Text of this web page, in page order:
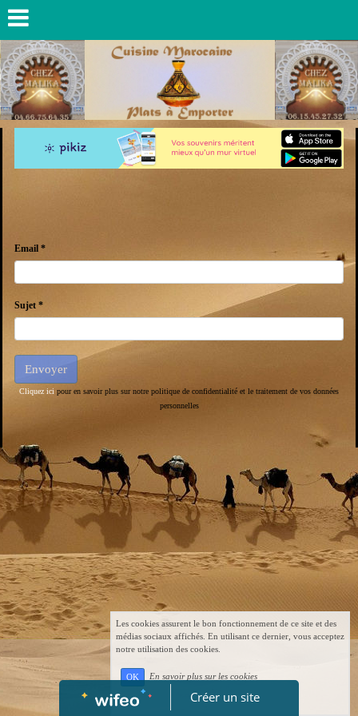
Email *
Sujet *
Cliquez ici pour en savoir plus sur notre politique de confidentialité et le traitement de vos données
personnelles
Créer un site
Les cookies assurent le bon fonctionnement de ce site et des
médias sociaux affichés. En utilisant ce dernier, vous acceptez
notre utilisation des cookies.
OK En savoir plus sur les cookies